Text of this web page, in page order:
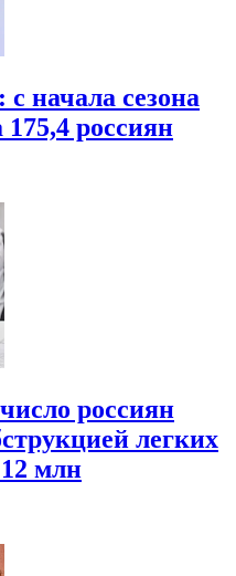
с начала сезона
россиян
россиян
легких
млн